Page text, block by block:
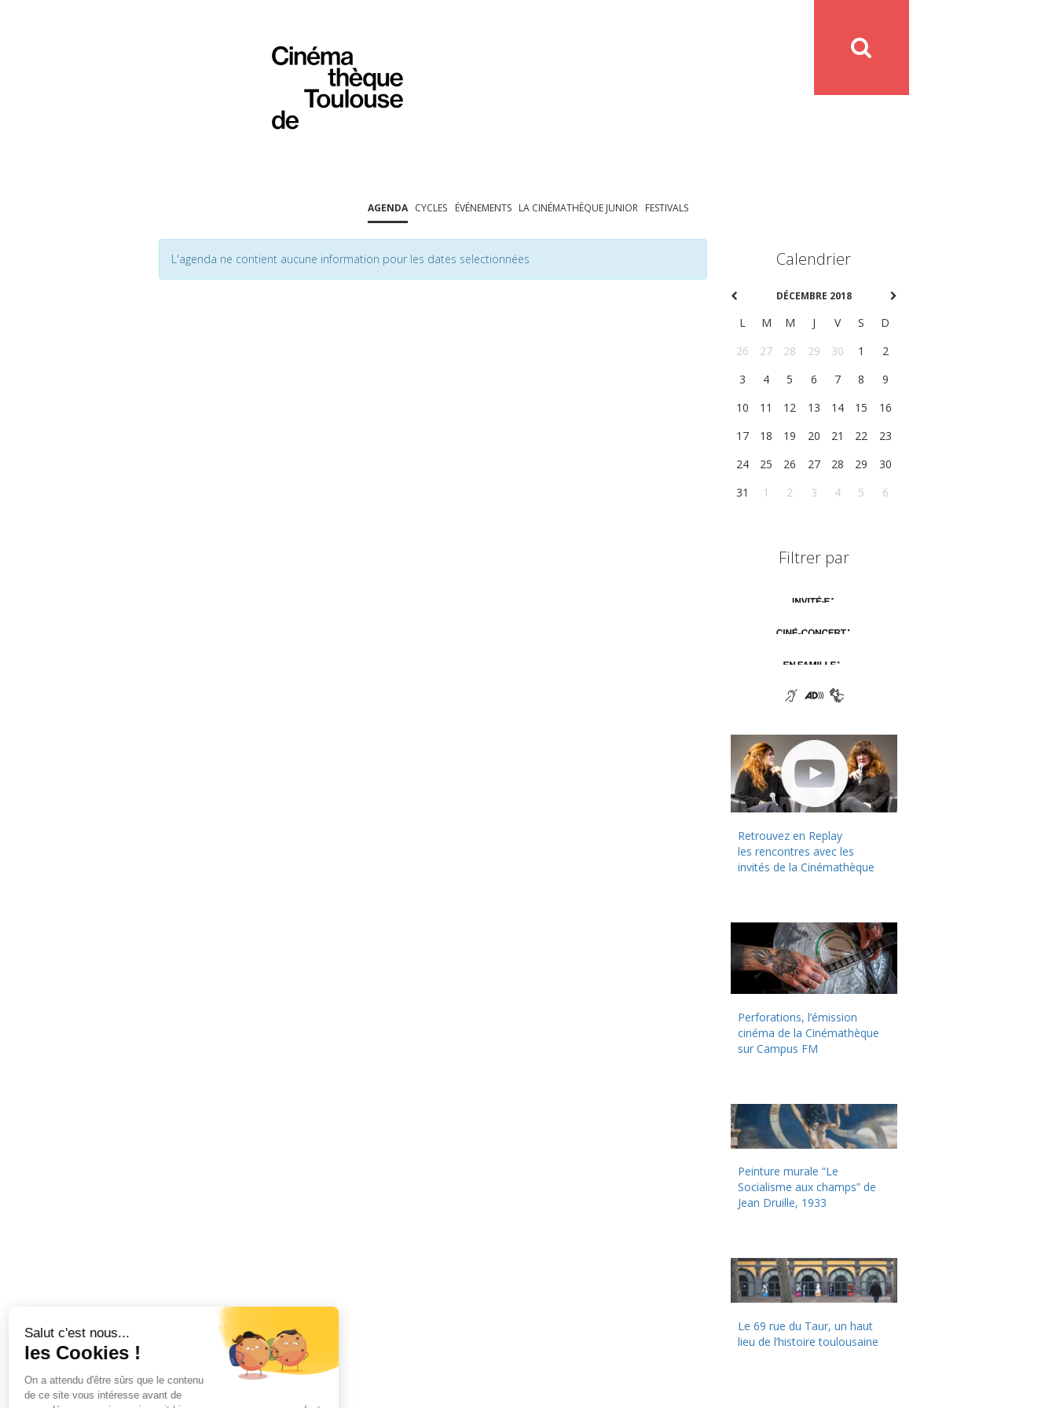
AGENDA CYCLES ÉVÉNEMENTS LA CINÉMATHÈQUE JUNIOR FESTIVALS
L'agenda ne contient aucune information pour les dates selectionnées Calendrier
DÉCEMBRE 2018
L M M J V S
D
26
27 28 29 30 1
2
3
4 5 6 7 8
9
10
11 12 13 14 15
16
17
18 19 20 21 22
23
24
25 26 27 28 29
30
31
1 2 3 4 5 6
Filtrer par
Retrouvez en Replay
les rencontres avec les
invités de la Cinémathèque
Perforations, l’émission
cinéma de la Cinémathèque
sur Campus FM
Peinture murale “Le
Socialisme aux champs” de
Jean Druille, 1933
Le 69 rue du Taur, un haut
lieu de l’histoire toulousaine